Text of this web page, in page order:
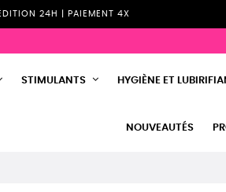
24H | PAIEMENT 4X
STIMULANTS HYGIÈNE ET
NOUVEAUTÉS